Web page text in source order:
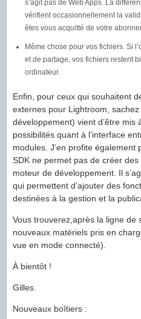
s’agit pas de Web Apps. La
vérifient occasionnellement la
êtes vous acquitté de votre
Même chose pour vos fichiers. Si
et de partage, vos fichiers restent
ordinateur.
Enfin, pour ceux qui souhaitent
externes pour Lightroom,
développement) vient d’être mis
possibilités quant à l’interface
modules. J’en profite
SDK ne permet pas de créer des
moteur de développement. Il
qui permettent d’ajouter des
destinées à la gestion et la
Vous trouverez,après la ligne de
nouveaux matériels pris en
vue en mode connecté).
À bientôt !
Gilles.
Nouveaux boîtiers :